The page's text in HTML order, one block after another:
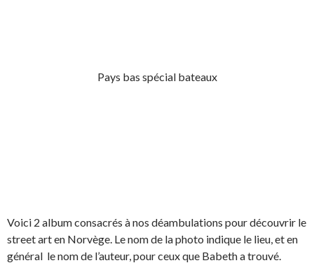
Pays bas spécial bateaux
Voici 2 album consacrés à nos déambulations pour découvrir le
street art en Norvège. Le nom de la photo indique le lieu, et en
général le nom de l’auteur, pour ceux que Babeth a trouvé.